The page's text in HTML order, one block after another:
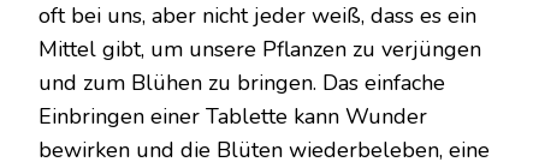
oft bei uns, aber nicht jeder weiß, dass es ein
Mittel gibt, um unsere Pflanzen zu verjüngen
und zum Blühen zu bringen. Das einfache
Einbringen einer Tablette kann Wunder
bewirken und die Blüten wiederbeleben, eine